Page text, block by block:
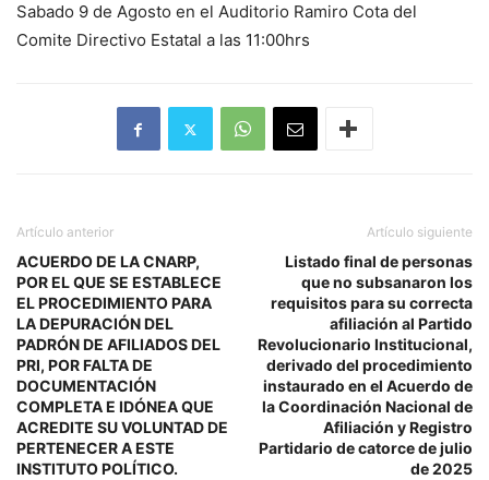
Sabado 9 de Agosto en el Auditorio Ramiro Cota del
Comite Directivo Estatal a las 11:00hrs
Artículo anterior
ACUERDO DE LA CNARP,
POR EL QUE SE ESTABLECE
EL PROCEDIMIENTO PARA
LA DEPURACIÓN DEL
PADRÓN DE AFILIADOS DEL
PRI, POR FALTA DE
DOCUMENTACIÓN
COMPLETA E IDÓNEA QUE
ACREDITE SU VOLUNTAD DE
PERTENECER A ESTE
INSTITUTO POLÍTICO.
Artículo siguiente
Listado final de personas
que no subsanaron los
requisitos para su correcta
afiliación al Partido
Revolucionario Institucional,
derivado del procedimiento
instaurado en el Acuerdo de
la Coordinación Nacional de
Afiliación y Registro
Partidario de catorce de julio
de 2025